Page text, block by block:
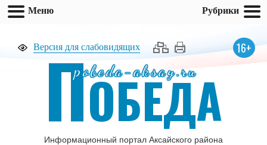
Версия для слабовидящих 16+
pobeda-aksay.ru
ПОБЕДА
Информационный портал Аксайского района
Меню Рубрики